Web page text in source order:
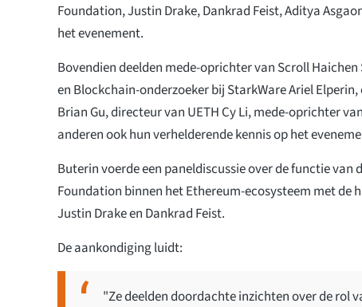
Foundation, Justin Drake, Dankrad Feist, Aditya
het evenement.
Bovendien deelden mede-oprichter van Scroll
en Blockchain-onderzoeker bij StarkWare Ariel Elperin,
Brian Gu, directeur van UETH Cy Li, mede-oprichter
anderen ook hun verhelderende kennis op het
Buterin voerde een paneldiscussie over de functie van
Foundation binnen het Ethereum-ecosysteem met de
Justin Drake en Dankrad Feist.
De aankondiging luidt:
"Ze deelden doordachte inzichten over de rol